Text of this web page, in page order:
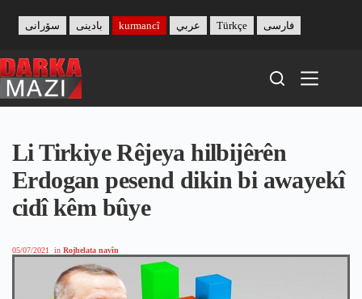
content
بادینی سۆرانی kurmancî عربي Türkçe فارسی
Li Tirkiye Rêjeya hilbijêrên
Erdogan pesend dikin bi awayekî
cidî kêm bûye
05/07/2021 in Rojhelata navîn